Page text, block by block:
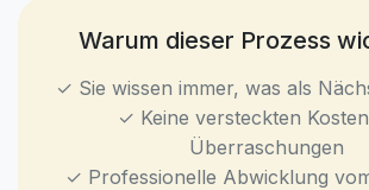
Warum dieser Prozess
✓ Sie wissen immer, was als
✓ Keine versteckten
Überraschungen
✓ Professionelle Abwicklung